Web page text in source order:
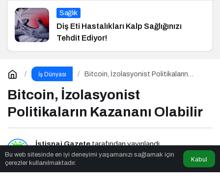
Sağlık
Diş Eti Hastalıkları Kalp Sağlığınızı
Tehdit Ediyor!
İş Dünyası
Bitcoin, İzolasyonist Politikaların
Bitcoin, İzolasyonist
Politikaların Kazananı Olabilir
İstisnai Gazetetarafından yayınlandı
4dk, 11sn
Bu web sitesinde en iyi deneyimi yaşamanızı sağlamak için
çerezler kullanılmaktadır.
Kabul